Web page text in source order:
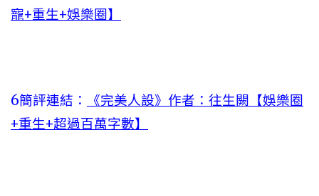
寵+重生+娛樂圈】
6簡評連結：
《完美人設》作者：往生闕【娛樂圈
+重生+超過百萬字數】